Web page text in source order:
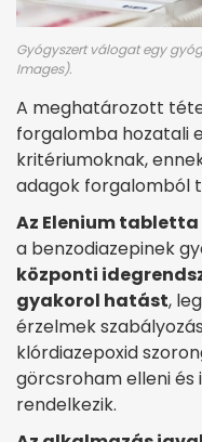
Gyógyszert válogat egy
Images).
A meghatározott
forgalomba hozatali
kritériumoknak,
adagok forgalomból
Az Elenium
a benzodiazepinek
központi
gyakorol hatást,
érzelmek
klórdiazepoxid
görcsroham elleni
rendelkezik.